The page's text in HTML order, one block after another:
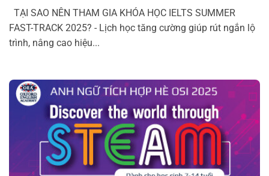
TẠI SAO NÊN THAM GIA KHÓA HỌC IELTS SUMMER
FAST-TRACK 2025? - Lịch học tăng cường giúp rút ngắn lộ
trình, nâng cao hiệu...